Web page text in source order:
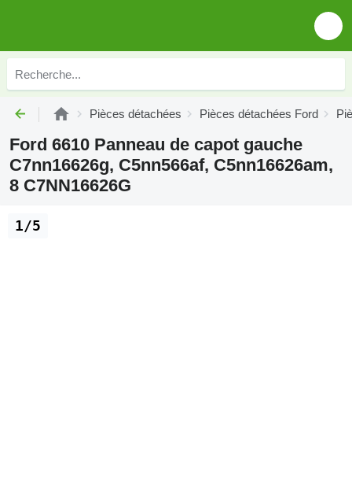
Pièces détachées Pièces détachées Ford
Ford 6610 Panneau de capot gauche
C7nn16626g, C5nn566af, C5nn16626am,
8 C7NN16626G
1/5